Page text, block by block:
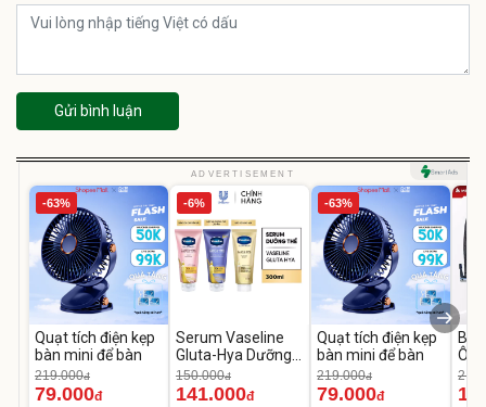
Gửi bình luận
ADVERTISEMENT
-63%
Quạt tích điện kẹp
bàn mini để bàn
219.000đ
79.000đ
-6%
Serum Vaseline
Gluta-Hya Dưỡng
Da Sáng Mịn Sau 7
Ngày
150.000đ
141.000đ
-63%
Quạt tích điện kẹp
bàn mini để bàn
219.000đ
79.000đ
Ô